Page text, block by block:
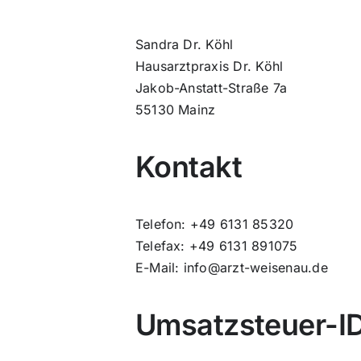
Sandra Dr. Köhl
Hausarztpraxis Dr. Köhl
Jakob-Anstatt-Straße 7a
55130 Mainz
Kontakt
Telefon: +49 6131 85320
Telefax: +49 6131 891075
E-Mail: info@arzt-weisenau.de
Umsatzsteuer-